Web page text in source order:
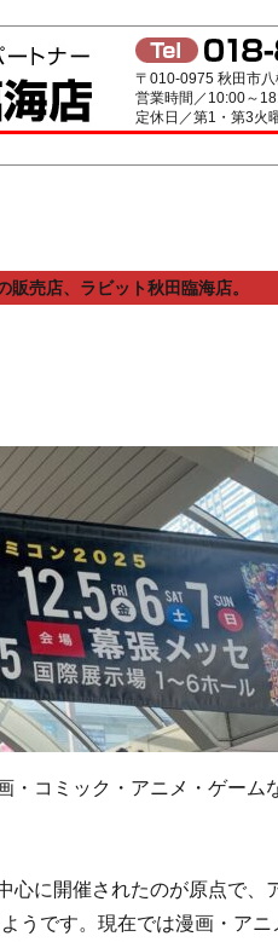
〒010-0975 秋田市
営業時間／10:00～
定休日／第1・第3火
売店、ラビット秋田臨海店。
・コミック・アニメ・ゲーム
心に開催されたのが原点で、
うです。現在では漫画・アニ